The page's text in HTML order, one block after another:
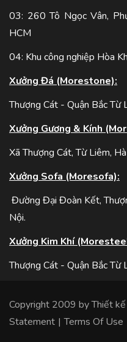
03: 260 Tô Ngọc Vân,
HCM
04: Khu công nghiệp Hòa
Xưởng Đá (Morestone):
Thượng Cát - Quận Bắc Từ
Xưởng Gương & Kính
Xã Thượng Cát, Từ Liêm,
Xưởng Sofa (Moresofa):
Đường Đại Đoàn Kết,
Nội.
Xưởng Kim Khí
Thượng Cát - Quận Bắc Từ
Copyright 2009 byThiết
Statement | Terms Of Use